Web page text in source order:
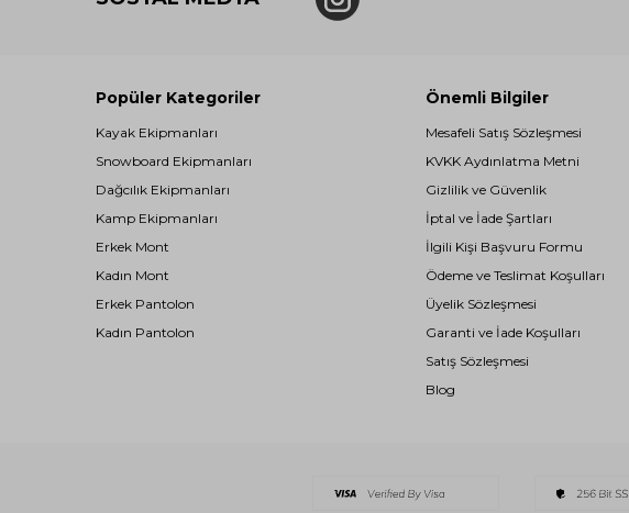
Popüler Kategoriler
Kayak Ekipmanları
Snowboard Ekipmanları
Dağcılık Ekipmanları
Kamp Ekipmanları
Erkek Mont
Kadın Mont
Erkek Pantolon
Kadın Pantolon
Önemli Bilgiler
Mesafeli Satış Sözleşmesi
KVKK Aydınlatma Metni
Gizlilik ve Güvenlik
İptal ve İade Şartları
İlgili Kişi Başvuru Formu
Ödeme ve Teslimat Koşulları
Üyelik Sözleşmesi
Garanti ve İade Koşulları
Satış Sözleşmesi
Blog